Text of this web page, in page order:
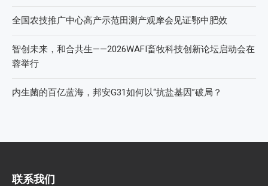
全国农技推广中心高产示范田测产观摩会见证鄂中肥效
智创未来，和合共生——2026WAFI畜牧科技创新论坛启动会在
蓉举行
内生菌的百亿蓝海，邦安G31如何以“抗盐基因”破局？
联系我们